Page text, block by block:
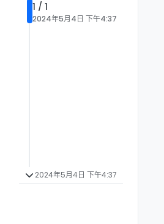
1 / 1
2024年5月4日 下午4:37
2024年5月4日 下午4:37